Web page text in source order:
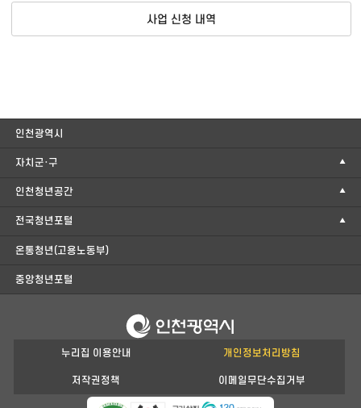
사업 신청 내역
인천광역시
자치군·구
인천청년공간
전국청년포털
온통청년(고용노동부)
중앙청년포털
누리집 이용안내 개인정보처리방침
저작권정책 이메일무단수집거부